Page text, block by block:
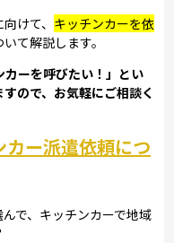
けて、 キッチンカーを依
いて解説します。
ーを呼びたい！」とい
ので、お気軽にご相談く
カー派遣依頼につ
で、キッチンカーで地域